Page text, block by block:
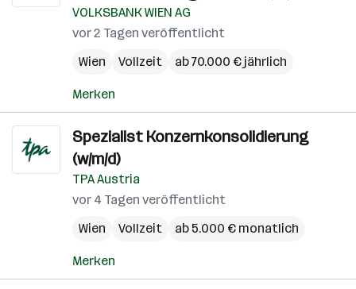
VOLKSBANK WIEN AG
vor 2 Tagen veröffentlicht
Wien
Vollzeit ab 70.000 € jährlich
Merken
Spezialist Konzernkonsolidierung
(w/m/d)
TPA Austria
vor 4 Tagen veröffentlicht
Wien
Vollzeit ab 5.000 € monatlich
Merken